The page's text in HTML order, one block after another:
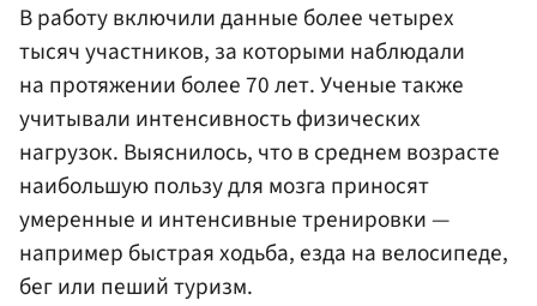
В работу включили данные более четырех
тысяч участников, за которыми наблюдали
на протяжении более 70 лет. Ученые также
учитывали интенсивность физических
нагрузок. Выяснилось, что в среднем возрасте
наибольшую пользу для мозга приносят
умеренные и интенсивные тренировки —
например быстрая ходьба, езда на велосипеде,
бег или пеший туризм.